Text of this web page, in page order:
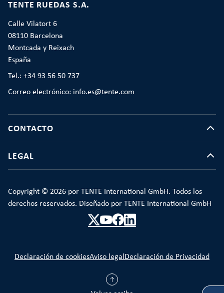
TENTE RUEDAS S.A.
Calle Vilatort 6
08110 Barcelona
Montcada y Reixach
España
Tel.: +34 93 56 50 737
Correo electrónico: info.es@tente.com
CONTACTO
LEGAL
Copyright © 2026 por TENTE International GmbH. Todos los
derechos reservados. Diseñado por TENTE International GmbH
Declaración de cookiesAviso legalDeclaración de Privacidad